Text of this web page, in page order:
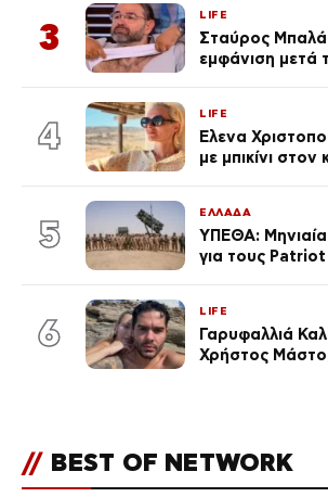
εκ. likes
3
LIFE
Σταύρος
εμφάνιση μετά
4
LIFE
Έλενα
με μπικίνι
καθεμία…»
5
ΕΛΛΑΔΑ
ΥΠΕΘΑ:
για τους
6
LIFE
Γαρυφαλλιά
Χρήστος
// BEST OF NETWORK